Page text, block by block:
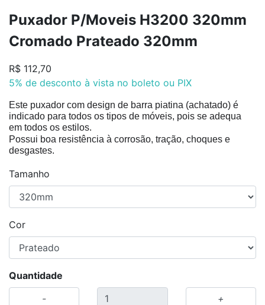
Puxador P/Moveis H3200 320mm
Cromado Prateado 320mm
R$ 112,70
5% de desconto à vista no boleto ou PIX
Este puxador com design de barra piatina (achatado) é
indicado para todos os tipos de móveis, pois se adequa
em todos os estilos.
Possui boa resistência à corrosão, tração, choques e
desgastes.
Tamanho
Cor
Quantidade
-
+